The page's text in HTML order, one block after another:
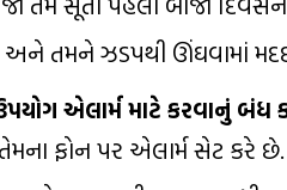
અને તમને ઝડપથી ઊંઘવામાં
એલાર્મ માટે કરવાનું બંધ
તેમના ફોન પર એલાર્મ સેટ